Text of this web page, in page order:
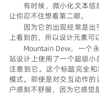
有时候，微小化文本
让你忍不住想看第二眼。
因为它的出现经常是
上看到的，所以设计元素可
Mountain Dew，一个
站设计上使用了一个超级
注意到它。这个标题完全
模式。即使是对交互动作
户感到不舒服，因为它感觉